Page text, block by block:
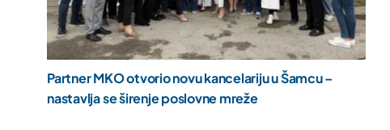
Partner MKO otvorio novu kancelariju u Šamcu –
nastavlja se širenje poslovne mreže